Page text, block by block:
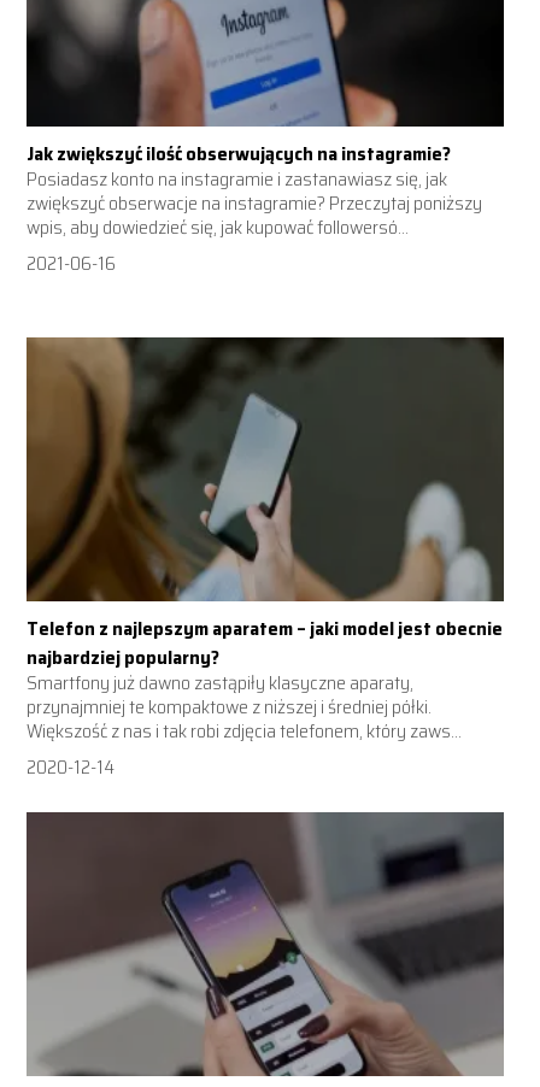
Jak zwiększyć ilość obserwujących na instagramie?
Posiadasz konto na instagramie i zastanawiasz się, jak
zwiększyć obserwacje na instagramie? Przeczytaj poniższy
wpis, aby dowiedzieć się, jak kupować followersó...
2021-06-16
Telefon z najlepszym aparatem – jaki model jest obecnie
najbardziej popularny?
Smartfony już dawno zastąpiły klasyczne aparaty,
przynajmniej te kompaktowe z niższej i średniej półki.
Większość z nas i tak robi zdjęcia telefonem, który zaws...
2020-12-14